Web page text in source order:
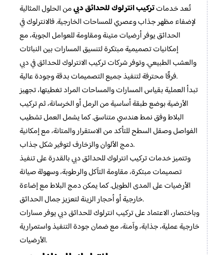
تُعد خدماتتركيب انترلوك للحدائق دبيمن الحلول المثالية
لإضفاء مظهر جذاب وعصري للمساحات الخارجية. فالانترلوك في
الحدائق يوفر أرضيات متينة ومقاومة للعوامل الجوية، مع
إمكانيات تصميمية مبتكرة لتنسيق المسارات بين النباتات
والعشب الطبيعي. وتوفر شركات تركيب الانترلوك للحدائق في دبي
فرقًا محترفة لتنفيذ جميع التصميمات بدقة وجودة عالية.
تبدأ العملية بقياس المسارات والمساحات المراد تغطيتها، تجهيز
الأرضية بوضع طبقة أساسية من الرمل أو الخرسانة، ثم تركيب
البلاط وفق نمط هندسي متناسق. كما يشمل العمل تشطيب
الفواصل وصقل السطح للتأكد من الاستقرار والمتانة، مع إمكانية
دمج الألوان والزخارف لتوفير شكل جذاب.
وتتميز خدمات تركيب انترلوك للحدائق دبي بالقدرة على تنفيذ
تصميمات مبتكرة، مقاومة التآكل والرطوبة، وسهولة صيانة
الأرضيات على المدى الطويل. كما يمكن دمج البلاط مع إضاءة
خارجية أو أحجار الزينة لتعزيز جمال الحدائق.
وباختصار، الاعتماد على تركيب انترلوك للحدائق دبي يوفر مسارات
خارجية عملية، جذابة، وآمنة، مع ضمان جودة التنفيذ واستمرارية
الأرضيات.